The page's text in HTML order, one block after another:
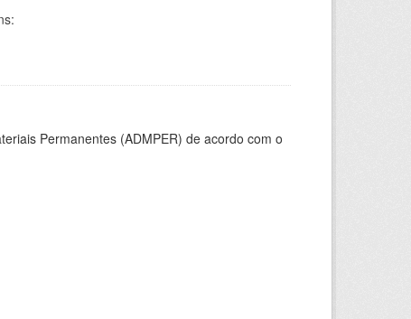
Permanentes (ADMPER) de acordo com o